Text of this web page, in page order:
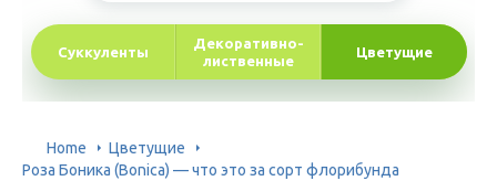
Суккуленты
Декоративно-
лиственные
Цветущие
Home
Цветущие
Роза Боника (Bonica) — что это за сорт флорибунда